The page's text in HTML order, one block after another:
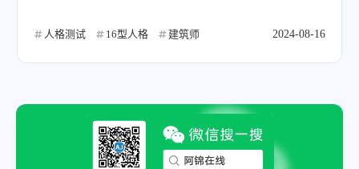
人格测试 16型人格 建筑师 2024-08-16